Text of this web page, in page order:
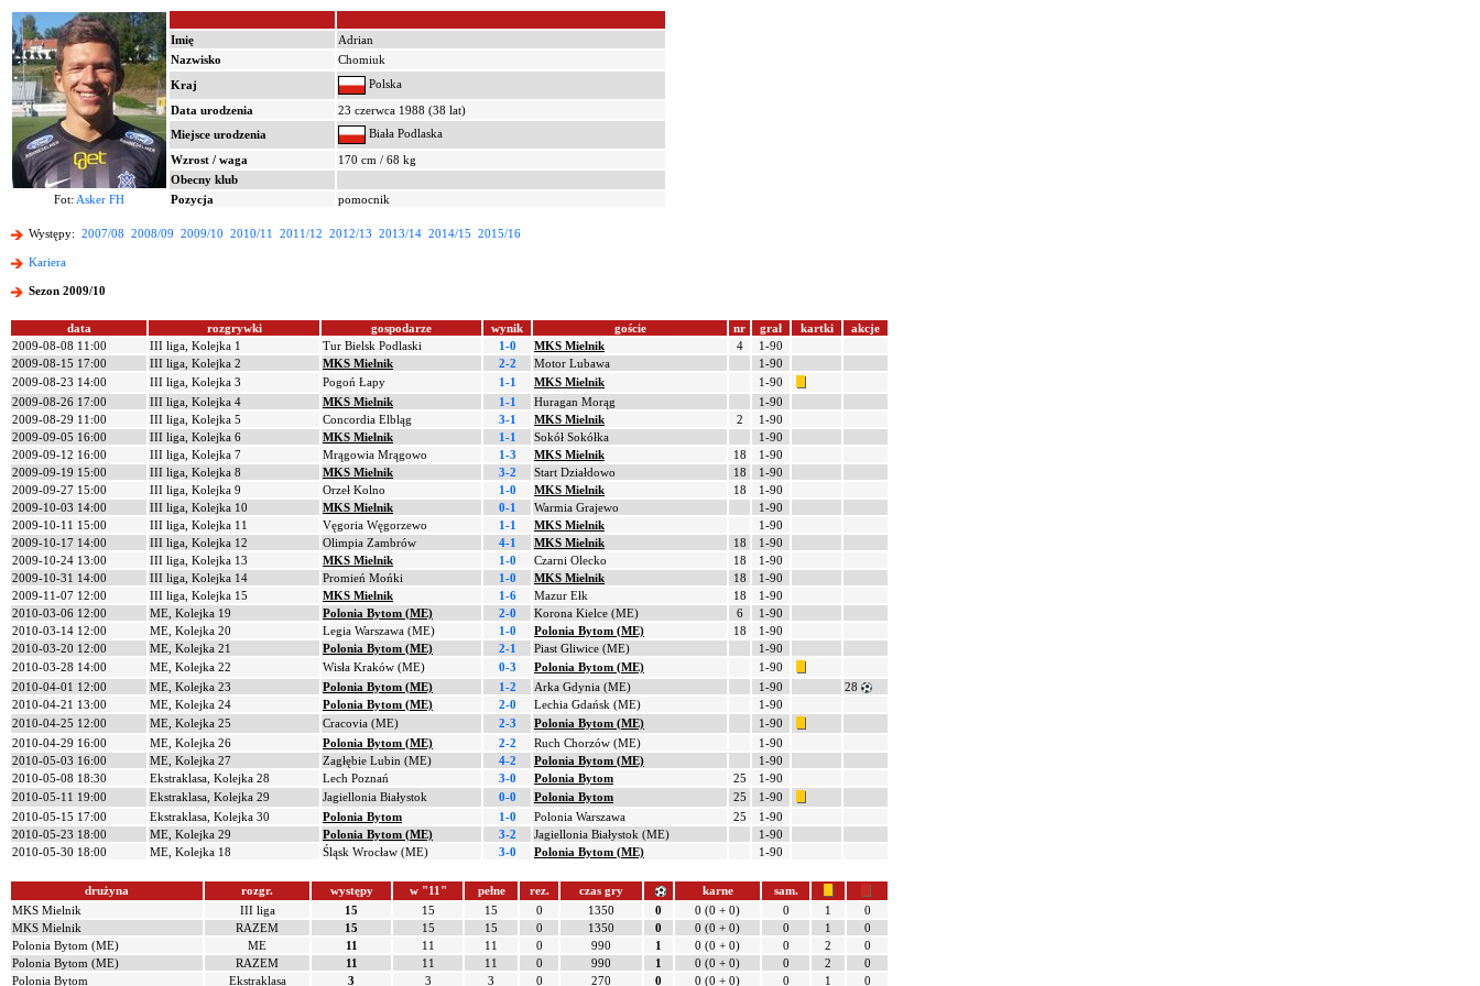
Imię
Adrian
Nazwisko
Chomiuk
Kraj
Polska
Data urodzenia
23 czerwca 1988 (38 lat)
Miejsce urodzenia
Biała Podlaska
Wzrost / waga
170 cm / 68 kg
Obecny klub
Fot: Asker FH Pozycja pomocnik
Występy: 2007/08 2008/09 2009/10 2010/11 2011/12 2012/13 2013/14 2014/15 2015/16
Kariera
Sezon 2009/10
data rozgrywki gospodarze wynik goście nr grał kartki
akcje
2009-08-08 11:00
III liga, Kolejka 1 Tur Bielsk Podlaski 1-0 MKS Mielnik 4
1-90
2009-08-15 17:00
III liga, Kolejka 2 MKS Mielnik 2-2 Motor Lubawa
1-90
2009-08-23 14:00
III liga, Kolejka 3 Pogoń Łapy 1-1 MKS Mielnik
1-90
2009-08-26 17:00
III liga, Kolejka 4 MKS Mielnik 1-1 Huragan Morąg
1-90
2009-08-29 11:00
III liga, Kolejka 5 Concordia Elbląg 3-1 MKS Mielnik 2
1-90
2009-09-05 16:00
III liga, Kolejka 6 MKS Mielnik 1-1 Sokół Sokółka
1-90
2009-09-12 16:00
III liga, Kolejka 7 Mrągowia Mrągowo 1-3 MKS Mielnik 18
1-90
2009-09-19 15:00
III liga, Kolejka 8 MKS Mielnik 3-2 Start Działdowo 18
1-90
2009-09-27 15:00
III liga, Kolejka 9 Orzeł Kolno 1-0 MKS Mielnik 18
1-90
2009-10-03 14:00
III liga, Kolejka 10 MKS Mielnik 0-1 Warmia Grajewo
1-90
2009-10-11 15:00
III liga, Kolejka 11 Vęgoria Węgorzewo 1-1 MKS Mielnik
1-90
2009-10-17 14:00
III liga, Kolejka 12 Olimpia Zambrów 4-1 MKS Mielnik 18
1-90
2009-10-24 13:00
III liga, Kolejka 13 MKS Mielnik 1-0 Czarni Olecko 18
1-90
2009-10-31 14:00
III liga, Kolejka 14 Promień Mońki 1-0 MKS Mielnik 18
1-90
2009-11-07 12:00
III liga, Kolejka 15 MKS Mielnik 1-6 Mazur Ełk 18
1-90
2010-03-06 12:00
ME, Kolejka 19 Polonia Bytom (ME) 2-0 Korona Kielce (ME) 6
1-90
2010-03-14 12:00
ME, Kolejka 20 Legia Warszawa (ME) 1-0 Polonia Bytom (ME) 18
1-90
2010-03-20 12:00
ME, Kolejka 21 Polonia Bytom (ME) 2-1 Piast Gliwice (ME)
1-90
2010-03-28 14:00
ME, Kolejka 22 Wisła Kraków (ME) 0-3 Polonia Bytom (ME)
1-90
2010-04-01 12:00
ME, Kolejka 23 Polonia Bytom (ME) 1-2 Arka Gdynia (ME) 1-90
28
2010-04-21 13:00
ME, Kolejka 24 Polonia Bytom (ME) 2-0 Lechia Gdańsk (ME)
1-90
2010-04-25 12:00
ME, Kolejka 25 Cracovia (ME) 2-3 Polonia Bytom (ME)
1-90
2010-04-29 16:00
ME, Kolejka 26 Polonia Bytom (ME) 2-2 Ruch Chorzów (ME)
1-90
2010-05-03 16:00
ME, Kolejka 27 Zagłębie Lubin (ME) 4-2 Polonia Bytom (ME)
1-90
2010-05-08 18:30
Ekstraklasa, Kolejka 28 Lech Poznań 3-0 Polonia Bytom 25
1-90
2010-05-11 19:00
Ekstraklasa, Kolejka 29 Jagiellonia Białystok 0-0 Polonia Bytom 25
1-90
2010-05-15 17:00
Ekstraklasa, Kolejka 30 Polonia Bytom 1-0 Polonia Warszawa 25
1-90
2010-05-23 18:00
ME, Kolejka 29 Polonia Bytom (ME) 3-2 Jagiellonia Białystok (ME)
1-90
2010-05-30 18:00
ME, Kolejka 18 Śląsk Wrocław (ME) 3-0 Polonia Bytom (ME) 1-90
drużyna rozgr. występy w "11" pełne rez. czas gry karne
sam.
MKS Mielnik
III liga 15 15 15 0 1350 0 0 (0 + 0) 0 1
0
MKS Mielnik
RAZEM 15 15 15 0 1350 0 0 (0 + 0) 0 1
0
Polonia Bytom (ME)
ME 11 11 11 0 990 1 0 (0 + 0) 0 2
0
Polonia Bytom (ME)
RAZEM 11 11 11 0 990 1 0 (0 + 0) 0 2
0
Polonia Bytom
Ekstraklasa 3 3 3 0 270 0 0 (0 + 0) 0 1 0